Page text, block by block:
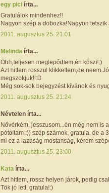
egy pici írta...
Gratulálok mindenhez!!
Nagyon szép a dobozka!Nagyon tetszik
2011. augusztus 25. 21:01
Melinda írta...
Ohh,teljesen meglepődtem,én köszi!:)
Azt hittem rosszul klikkeltem,de
megszokjuk!!:D
Még sok-sok bejegyzést kívánok és
2011. augusztus 25. 21:24
Névtelen írta...
Nővérkém, jesszusom...én még nem is
pótoltam :)) szép számok, gratula, de a
mi ez a lazaság mostanság, kérem
2011. augusztus 25. 23:00
Kata írta...
Azt hittem, rossz helyen járok, pedig
Tök jó lett, gratula!:)